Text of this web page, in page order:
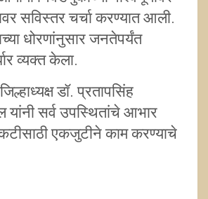
सविस्तर चर्चा करण्यात आली.
धोरणांनुसार जनतेपर्यंत
व्यक्त केला.
डॉ. प्रतापसिंह
यांनी सर्व उपस्थितांचे आभार
एकजुटीने काम करण्याचे